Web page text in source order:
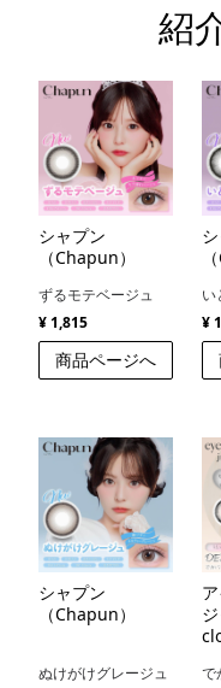
紹
シャプン
（Chapun）
ずるモテベージュ
¥ 1,815
商品ページへ
い
¥
シャプン
（Chapun）
ぬけがけグレージュ
で